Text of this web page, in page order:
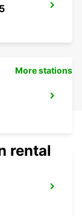
More stations
rental